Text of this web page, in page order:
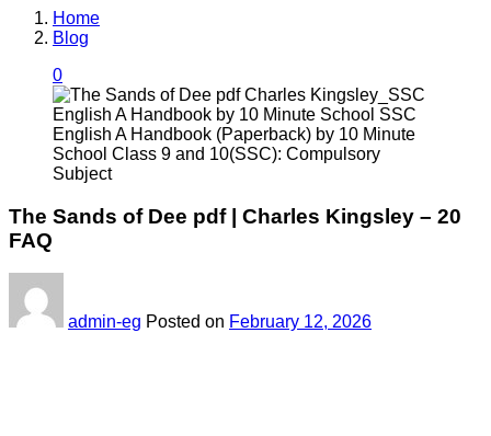
Home
Blog
0
The Sands of Dee pdf | Charles Kingsley – 20
FAQ
admin-eg Posted on February 12, 2026